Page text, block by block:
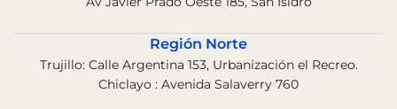
Región Norte
Trujillo: Calle Argentina 153, Urbanización el Recreo.
Chiclayo : Avenida Salaverry 760